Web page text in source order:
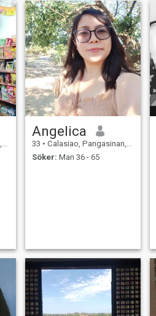
Angelica
33 • Calasiao, Pangasinan, Filippinerna
Söker: Man 36 - 65